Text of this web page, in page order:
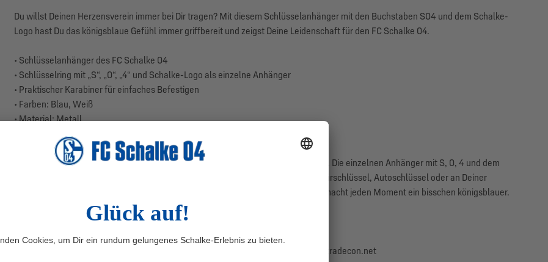
Du willst Deinen Herzensverein immer bei Dir tragen? Mit diesem Schlüsselanhänger mit den Buchstaben S04 und dem Schalke-
Logo hast Du das königsblaue Gefühl immer griffbereit und zeigst Deine Leidenschaft für den FC Schalke 04.
• Schlüsselanhänger des FC Schalke 04
• Schlüsselring mit „S“, „0“, „4“ und Schalke-Logo als einzelne Anhänger
• Praktischer Karabiner für einfaches Befestigen
• Farben: Blau, Weiß
• Material: Metall
Mit dem Schlüsselanhänger S04 bringst Du ein Stück Schalke 04 in Deinen Alltag. Die einzelnen Anhänger mit S, 0, 4 und dem
Schalke-Logo machen jedem sofort klar, für wen Dein Herz schlägt. Ob am Haustürschlüssel, Autoschlüssel oder an Deiner
Sporttasche – der Schlüsselanhänger S04 setzt überall ein starkes Zeichen und macht jeden Moment ein bisschen königsblauer.
Sichere Dir den Schlüsselanhänger und zeig allen: Du bist S04-Fan!
Herstellerangaben: Trade Con GmbH, Haferwende 36, 28357 Bremen, kontakt@tradecon.net